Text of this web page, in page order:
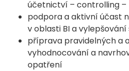
účetnictví – controlling
podpora a aktivní účast
v oblasti BI a vylepšování
příprava pravidelných a
vyhodnocování a
opatření